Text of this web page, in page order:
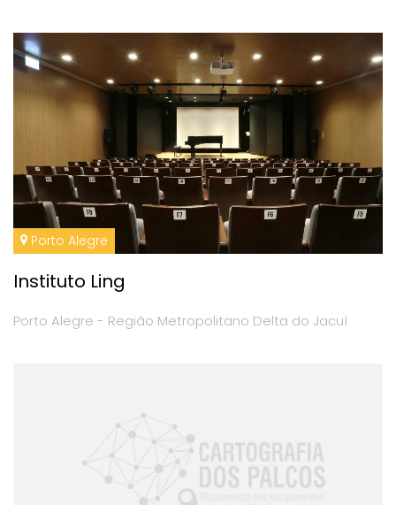
Porto Alegre
Instituto Ling
Porto Alegre - Região Metropolitano Delta do Jacuí